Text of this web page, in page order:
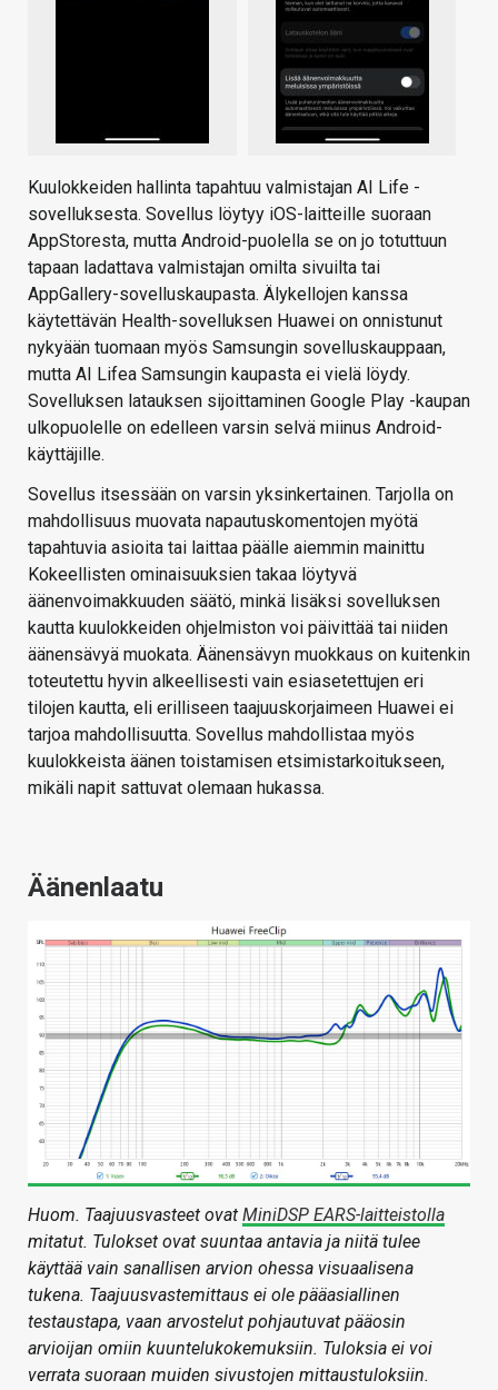
Kuulokkeiden hallinta tapahtuu valmistajan AI Life -
sovelluksesta. Sovellus löytyy iOS-laitteille suoraan
AppStoresta, mutta Android-puolella se on jo totuttuun
tapaan ladattava valmistajan omilta sivuilta tai
AppGallery-sovelluskaupasta. Älykellojen kanssa
käytettävän Health-sovelluksen Huawei on onnistunut
nykyään tuomaan myös Samsungin sovelluskauppaan,
mutta AI Lifea Samsungin kaupasta ei vielä löydy.
Sovelluksen latauksen sijoittaminen Google Play -kaupan
ulkopuolelle on edelleen varsin selvä miinus Android-
käyttäjille.
Sovellus itsessään on varsin yksinkertainen. Tarjolla on
mahdollisuus muovata napautuskomentojen myötä
tapahtuvia asioita tai laittaa päälle aiemmin mainittu
Kokeellisten ominaisuuksien takaa löytyvä
äänenvoimakkuuden säätö, minkä lisäksi sovelluksen
kautta kuulokkeiden ohjelmiston voi päivittää tai niiden
äänensävyä muokata. Äänensävyn muokkaus on kuitenkin
toteutettu hyvin alkeellisesti vain esiasetettujen eri
tilojen kautta, eli erilliseen taajuuskorjaimeen Huawei ei
tarjoa mahdollisuutta. Sovellus mahdollistaa myös
kuulokkeista äänen toistamisen etsimistarkoitukseen,
mikäli napit sattuvat olemaan hukassa.
Äänenlaatu
Huom. Taajuusvasteet ovat MiniDSP EARS-laitteistolla
mitatut. Tulokset ovat suuntaa antavia ja niitä tulee
käyttää vain sanallisen arvion ohessa visuaalisena
tukena. Taajuusvastemittaus ei ole pääasiallinen
testaustapa, vaan arvostelut pohjautuvat pääosin
arvioijan omiin kuuntelukokemuksiin. Tuloksia ei voi
verrata suoraan muiden sivustojen mittaustuloksiin.